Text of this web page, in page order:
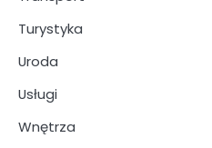
Turystyka
Uroda
Usługi
Wnętrza